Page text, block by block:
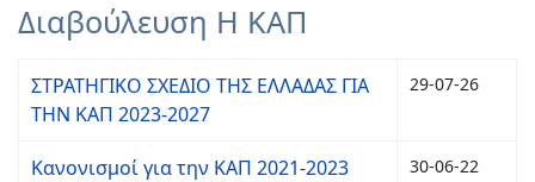
Διαβούλευση Η ΚΑΠ
ΣΤΡΑΤΗΓΙΚΟ ΣΧΕΔΙΟ ΤΗΣ ΕΛΛΑΔΑΣ ΓΙΑ
ΤΗΝ ΚΑΠ 2023-2027
29-07-26
Κανονισμοί για την ΚΑΠ 2021-2023 30-06-22